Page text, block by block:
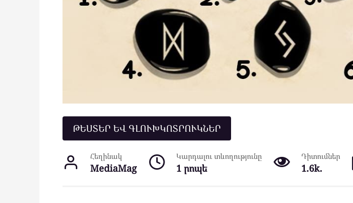
ԹԵՍՏԵՐ ԵՎ ԳԼՈՒԽԿՈՏՐՈՒԿՆԵՐ
Հեղինակ
MediaMag
Կարդալու տևողությունը
1 րոպե
Դիտումներ
1.6k.